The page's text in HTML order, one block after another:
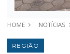
HOME NOTÍCIAS
REGIÃO